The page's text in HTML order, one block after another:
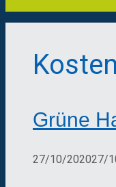
Grüne
27/10/202027/